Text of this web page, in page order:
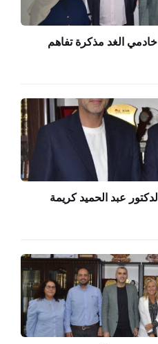
الغد مذكرة تفاهم
عبد الحميد كريمة